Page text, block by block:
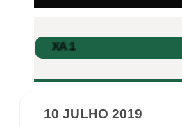
10 JULHO 2019